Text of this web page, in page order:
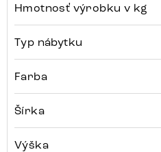
Hmotnosť výrobku v kg
Typ nábytku
Farba
Šírka
Výška